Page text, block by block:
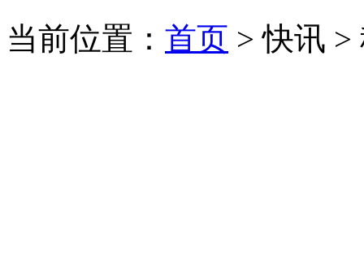
当前位置： 首页 >快讯 >